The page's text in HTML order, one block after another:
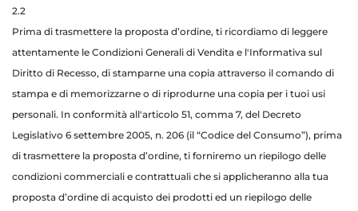
2.2
Prima di trasmettere la proposta d’ordine, ti ricordiamo di leggere
attentamente le Condizioni Generali di Vendita e l'Informativa sul
Diritto di Recesso, di stamparne una copia attraverso il comando di
stampa e di memorizzarne o di riprodurne una copia per i tuoi usi
personali. In conformità all'articolo 51, comma 7, del Decreto
Legislativo 6 settembre 2005, n. 206 (il “Codice del Consumo”), prima
di trasmettere la proposta d’ordine, ti forniremo un riepilogo delle
condizioni commerciali e contrattuali che si applicheranno alla tua
proposta d’ordine di acquisto dei prodotti ed un riepilogo delle